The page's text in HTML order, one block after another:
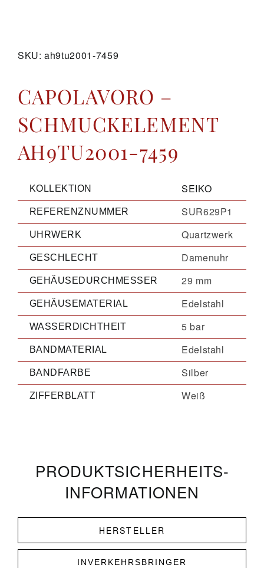
SKU:ah9tu2001-7459
CAPOLAVORO –
SCHMUCKELEMENT
AH9TU2001-7459
KOLLEKTION SEIKO
REFERENZNUMMER SUR629P1
UHRWERK Quartzwerk
GESCHLECHT Damenuhr
GEHÄUSEDURCHMESSER 29 mm
GEHÄUSEMATERIAL Edelstahl
WASSERDICHTHEIT 5 bar
BANDMATERIAL Edelstahl
BANDFARBE Silber
ZIFFERBLATT Weiß
PRODUKT­­SICHERHEITS­
INFORMATIONEN
HERSTELLER
INVERKEHRSBRINGER